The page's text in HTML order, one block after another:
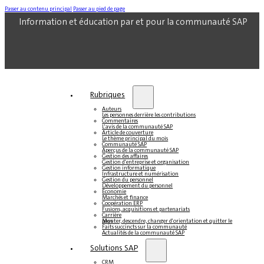
Passer au contenu principal Passer au pied de page
Information et éducation par et pour la communauté SAP
Rubriques
Auteurs
Les personnes derrière les contributions
Commentaires
L'avis de la communauté SAP
Article de couverture
Le thème principal du mois
Communauté SAP
Aperçus de la communauté SAP
Gestion des affaires
Gestion d'entreprise et organisation
Gestion informatique
Infrastructure et numérisation
Gestion du personnel
Développement du personnel
Économie
Marchés et finance
Coopération ERP
Fusions, acquisitions et partenariats
Carrière
Monter, descendre, changer d'orientation et quitter le pays
Faits succincts sur la communauté
Actualités de la communauté SAP
Solutions SAP
CRM